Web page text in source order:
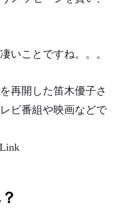
いことですね。。。
再開した笛木優子さ
ビ番組や映画などで